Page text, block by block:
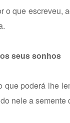
o que escreveu,
seus sonhos
que poderá lhe
nele a